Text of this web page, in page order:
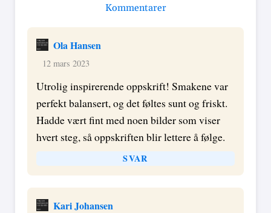
Kommentarer
Ola Hansen
12 mars 2023
Utrolig inspirerende oppskrift! Smakene var
perfekt balansert, og det føltes sunt og friskt.
Hadde vært fint med noen bilder som viser
hvert steg, så oppskriften blir lettere å følge.
SVAR
Kari Johansen